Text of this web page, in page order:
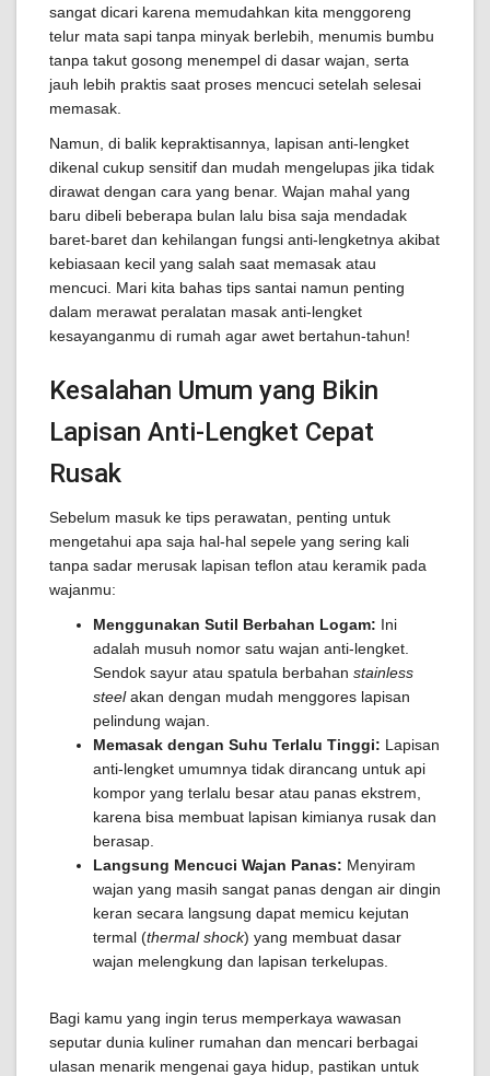
sangat dicari karena memudahkan kita menggoreng
telur mata sapi tanpa minyak berlebih, menumis bumbu
tanpa takut gosong menempel di dasar wajan, serta
jauh lebih praktis saat proses mencuci setelah selesai
memasak.
Namun, di balik kepraktisannya, lapisan anti-lengket
dikenal cukup sensitif dan mudah mengelupas jika tidak
dirawat dengan cara yang benar. Wajan mahal yang
baru dibeli beberapa bulan lalu bisa saja mendadak
baret-baret dan kehilangan fungsi anti-lengketnya akibat
kebiasaan kecil yang salah saat memasak atau
mencuci. Mari kita bahas tips santai namun penting
dalam merawat peralatan masak anti-lengket
kesayanganmu di rumah agar awet bertahun-tahun!
Kesalahan Umum yang Bikin
Lapisan Anti-Lengket Cepat
Rusak
Sebelum masuk ke tips perawatan, penting untuk
mengetahui apa saja hal-hal sepele yang sering kali
tanpa sadar merusak lapisan teflon atau keramik pada
wajanmu:
Menggunakan Sutil Berbahan Logam: Ini
adalah musuh nomor satu wajan anti-lengket.
Sendok sayur atau spatula berbahan stainless
steelakan dengan mudah menggores lapisan
pelindung wajan.
Memasak dengan Suhu Terlalu Tinggi: Lapisan
anti-lengket umumnya tidak dirancang untuk api
kompor yang terlalu besar atau panas ekstrem,
karena bisa membuat lapisan kimianya rusak dan
berasap.
Langsung Mencuci Wajan Panas: Menyiram
wajan yang masih sangat panas dengan air dingin
keran secara langsung dapat memicu kejutan
termal (thermal shock) yang membuat dasar
wajan melengkung dan lapisan terkelupas.
Bagi kamu yang ingin terus memperkaya wawasan
seputar dunia kuliner rumahan dan mencari berbagai
ulasan menarik mengenai gaya hidup, pastikan untuk